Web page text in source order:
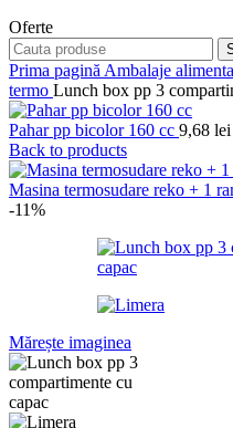
Oferte
Prima pagină Ambalaje
termo Lunch box pp 3
Pahar pp bicolor 160 cc 9,68 lei
Back to products
Masina termosudare reko + 1
-11%
Mărește imaginea